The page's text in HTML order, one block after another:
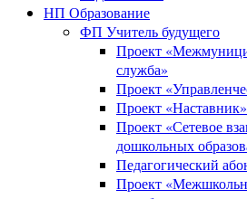
НП Образование
ФП Учитель будущего
Проект
служба»
Проект
Проект «Наставник»
Проект «Сетевое
дошкольных
Педагогический
Проект